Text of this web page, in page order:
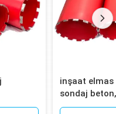
116, TT46, TB56,
inşaat elmas
sondaj